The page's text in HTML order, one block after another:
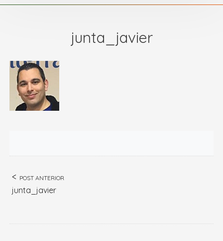
junta_javier
POST ANTERIOR
junta_javier